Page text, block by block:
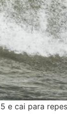
e cai para